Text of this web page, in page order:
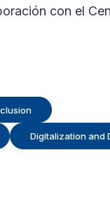
con el
Digitalization and